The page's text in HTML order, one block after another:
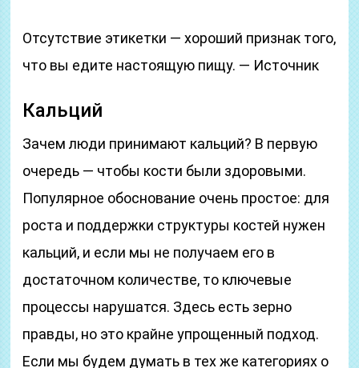
Отсутствие этикетки — хороший признак того,
что вы едите настоящую пищу. — Источник
Кальций
Зачем люди принимают кальций? В первую
очередь — чтобы кости были здоровыми.
Популярное обоснование очень простое: для
роста и поддержки структуры костей нужен
кальций, и если мы не получаем его в
достаточном количестве, то ключевые
процессы нарушатся. Здесь есть зерно
правды, но это крайне упрощенный подход.
Если мы будем думать в тех же категориях о